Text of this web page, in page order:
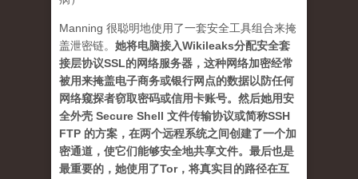
Manning 很聪明地使用了一套安全工具组合来掩
盖泄密链。 她将电脑接入Wikileaks分配安全套
接层协议SSL的网络服务器，这种网络加密经常
被用来掩盖电子商务或银行网点的数据以防任何
网络窥探者窃取密码或信用卡账号。然后她用安
全外壳 Secure Shell 文件传输协议或简称SSH
FTP 的方案，在两个远程系统之间创建了一个加
密通道，使它们能够安全地共享文件。最后也是
最重要的，她使用了Tor，将真实目的路径在互